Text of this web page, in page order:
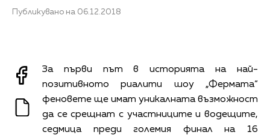
Публикувано на 06.12.2018
За първи път в историята на най-
позитивното риалити шоу „Фермата“
феновете ще имат уникалната възможност
да се срещнат с участниците и водещите,
седмица преди големия финал на 16